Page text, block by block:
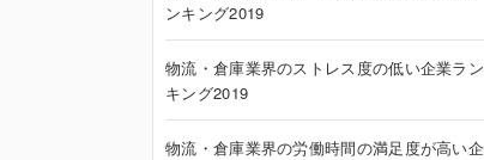
ンキング2019
物流・倉庫業界のストレス度の低い企業ラン
キング2019
物流・倉庫業界の労働時間の満足度が高い企